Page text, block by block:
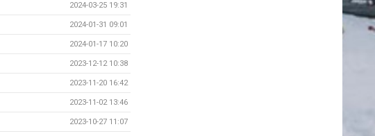
2024-03-25 19:31
2024-01-31 09:01
2024-01-17 10:20
2023-12-12 10:38
2023-11-20 16:42
2023-11-02 13:46
2023-10-27 11:07